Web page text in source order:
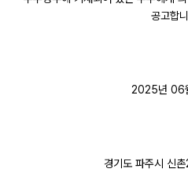
공고합
2025년 06
경기도 파주시 신